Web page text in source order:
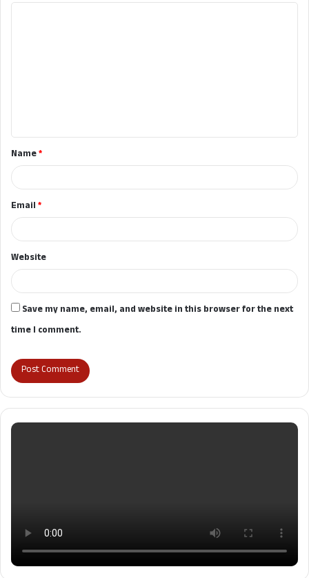
t
*Name*
Email*
Website
Save my name, email, and website in this browser for the next
time I comment.